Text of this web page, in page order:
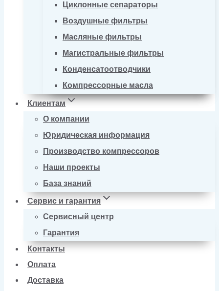
Циклонные сепараторы
Воздушные фильтры
Масляные фильтры
Магистральные фильтры
Конденсатоотводчики
Компрессорные масла
Клиентам
О компании
Юридическая информация
Производство компрессоров
Наши проекты
База знаний
Сервис и гарантия
Сервисный центр
Гарантия
Контакты
Оплата
Доставка